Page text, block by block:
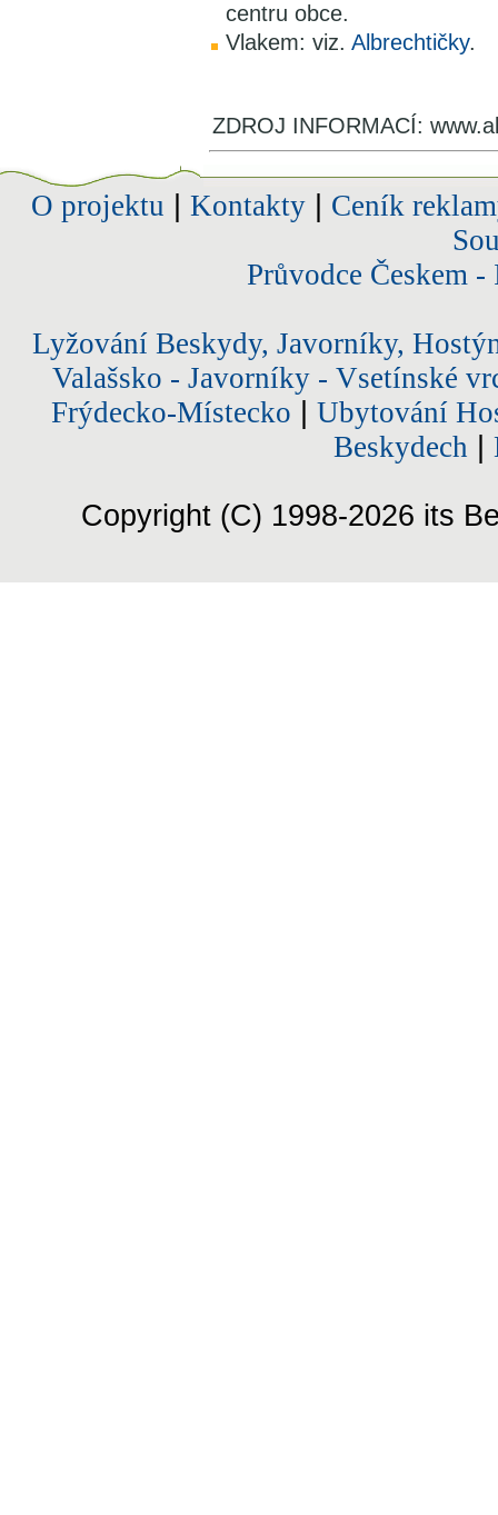
centru obce.
Vlakem: viz. Albrechtičky.
ZDROJ INFORMACÍ:
O projektu Kontakty| Ceník
Průvodce Českem
Lyžování Beskydy, Javorníky,
Valašsko - Javorníky - Vsetínské
Frýdecko-Místecko
Ubytování
Beskydech
Copyright (C) 1998-2026 its